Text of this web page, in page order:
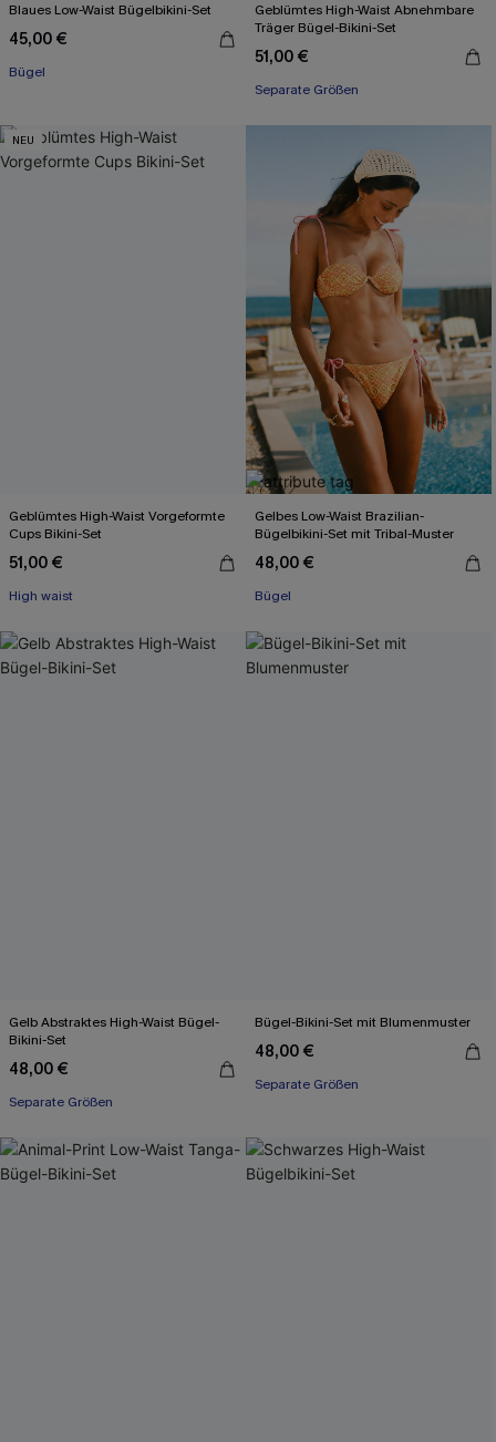
Blaues Low-Waist Bügelbikini-Set
45,00 €
Bügel
Geblümtes High-Waist Abnehmbare
Träger Bügel-Bikini-Set
51,00 €
Separate Größen
NEU
Geblümtes High-Waist Vorgeformte
Cups Bikini-Set
51,00 €
High waist
Gelbes Low-Waist Brazilian-
Bügelbikini-Set mit Tribal-Muster
48,00 €
Bügel
Gelb Abstraktes High-Waist Bügel-
Bikini-Set
48,00 €
Separate Größen
Bügel-Bikini-Set mit Blumenmuster
48,00 €
Separate Größen